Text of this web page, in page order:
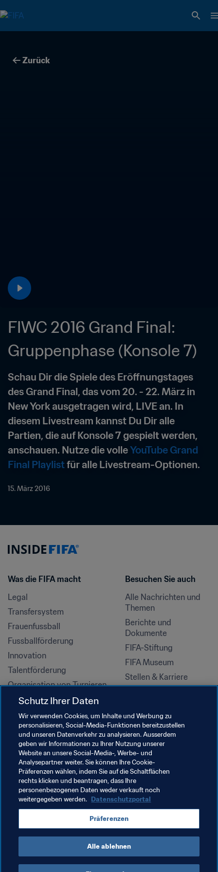
Zurück
FIWC 2016 Grand Final:
Gruppenphase (Konsole 7)
Schau Dir die Spiele des Eröffnungstages
des Grand Final, das vom 20. - 22. März in
New York ausgetragen wird, LIVE an. In
diesem Livestream kannst Du Dir alle
Partien, die auf Konsole 7 gespielt werden,
anschauen. Nutze die volle YouTube Grand
Final Playlist für alle Livestream-Optionen.
15. März 2016
Was die FIFA macht
Legal
Transfersystem
Frauenfussball
Fussballförderung
Innovation
Talentförderung
Organisation von Turnieren
Nachhaltigkeit
Menschenrechte und
Antidiskriminierung
Gesundheit und Medizin
Bildungsinitiativen
Besuchen Sie auch
Alle Nachrichten und
Themen
Berichte und
Dokumente
FIFA-Stiftung
FIFA Museum
Stellen & Karriere
NUTZUNGSBEDINGUNGEN
FIFA-DATENSCHUTZPORTAL
DOWNLOADS
COOKIE-EINSTELLUNGEN
Urheberrechte © 1994–2025 FIFA. Alle Rechte vorbehalten.
Schutz Ihrer Daten
Wir verwenden Cookies, um Inhalte und Werbung zu
personalisieren, Social-Media-Funktionen bereitzustellen
und unseren Datenverkehr zu analysieren. Ausserdem
geben wir Informationen zu Ihrer Nutzung unserer
Website an unsere Social-Media-, Werbe- und
Analysepartner weiter. Sie können Ihre Cookie-
Präferenzen wählen, indem Sie auf die Schaltflächen
rechts klicken und beantragen, dass Ihre
personenbezogenen Daten weder verkauft noch
weitergegeben werden. Datenschutzportal
Präferenzen
Alle ablehnen